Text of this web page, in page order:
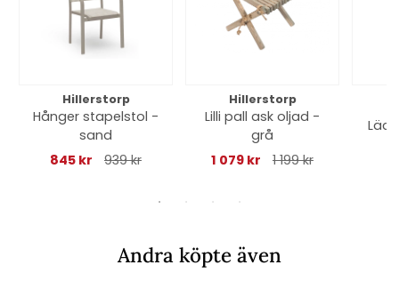
Hillerstorp
Hånger stapelstol -
sand
845 kr
939 kr
Hillerstorp
Lilli pall ask oljad -
grå
1 079 kr
1 199 kr
Andra köpte även